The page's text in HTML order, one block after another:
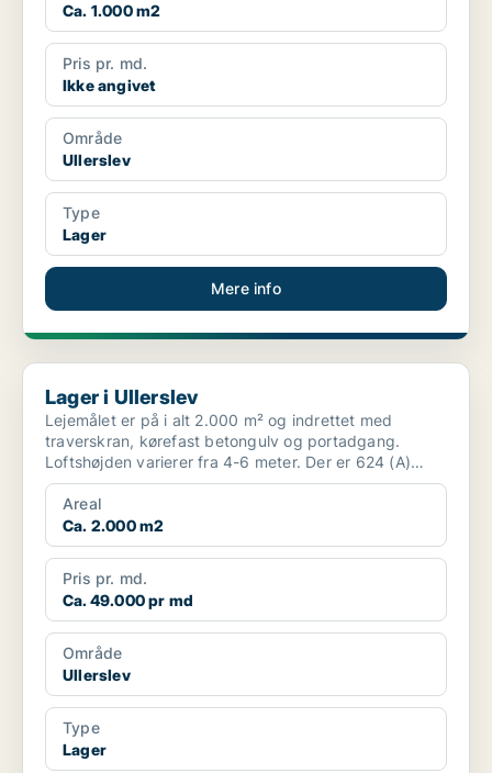
Ca. 1.000 m2
Pris pr. md.
Ikke angivet
Område
Ullerslev
Type
Lager
Mere info
Lager i Ullerslev
Lager i Ullerslev
Lejemålet er på i alt 2.000 m² og indrettet med
traverskran, kørefast betongulv og portadgang.
Loftshøjden varierer fra 4-6 meter. Der er 624 (A)
tilgængelig...
Areal
Ca. 2.000 m2
Pris pr. md.
Ca. 49.000 pr md
Område
Ullerslev
Type
Lager